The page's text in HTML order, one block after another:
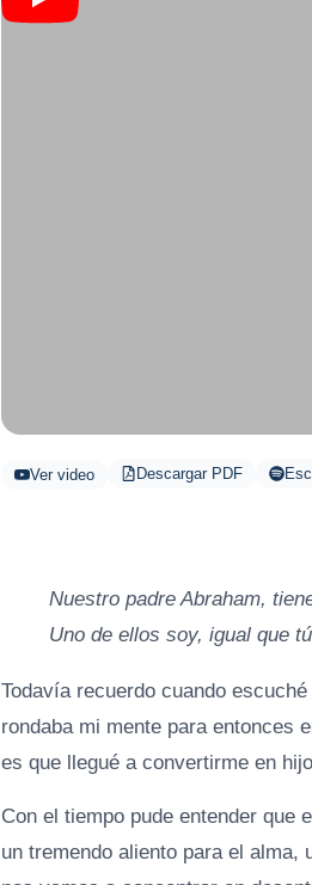
Ver video Descargar PDF
Nuestro padre Abraham,
Uno de ellos soy, igual que
Todavía recuerdo cuando
rondaba mi mente para entonces
es que llegué a convertirme en
Con el tiempo pude entender que
un tremendo aliento para el alma,